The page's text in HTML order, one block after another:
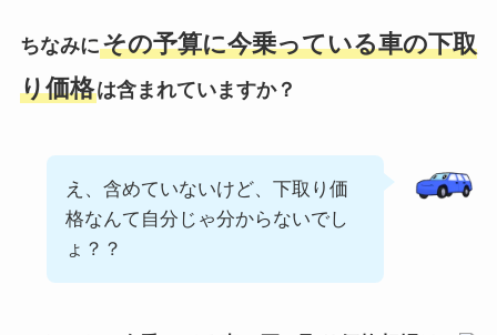
ちなみにその予算に今乗っている車の下取
り価格は含まれていますか？
え、含めていないけど、下取り価
格なんて自分じゃ分からないでし
ょ？？